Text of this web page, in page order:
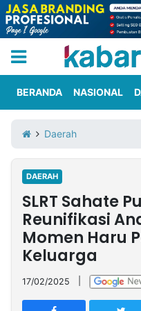
Iklan
Berita
Kami
Nasional
International
Olahraga
Entertainment
Daerah
Pariwisata
Kuliner
Kolom
Network
PT
TREETAN
BERANDA NASIONAL
Daerah
DAERAH
SLRT Sahate
Reunifikasi
Momen Haru
Keluarga
17/02/2025